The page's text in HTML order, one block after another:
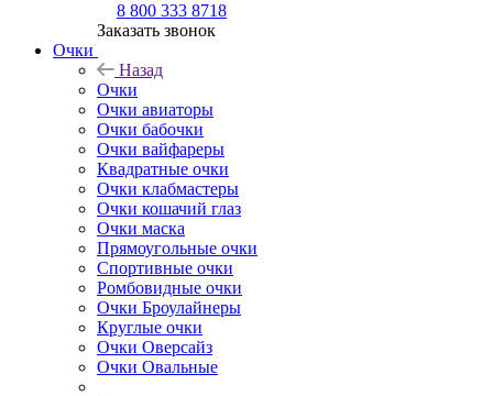
8 800 333 8718
Заказать звонок
Очки
Назад
Очки
Очки авиаторы
Очки бабочки
Очки вайфареры
Квадратные очки
Очки клабмастеры
Очки кошачий глаз
Очки маска
Прямоугольные очки
Спортивные очки
Ромбовидные очки
Очки Броулайнеры
Круглые очки
Очки Оверсайз
Очки Овальные